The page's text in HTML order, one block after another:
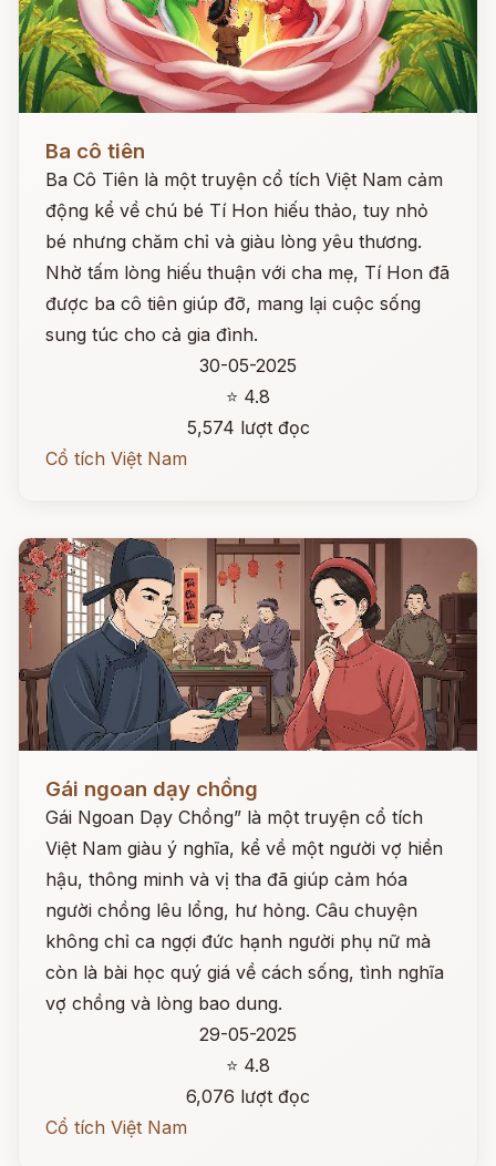
Ba cô tiên
Ba Cô Tiên là một truyện cổ tích Việt Nam cảm
động kể về chú bé Tí Hon hiếu thảo, tuy nhỏ
bé nhưng chăm chỉ và giàu lòng yêu thương.
Nhờ tấm lòng hiếu thuận với cha mẹ, Tí Hon đã
được ba cô tiên giúp đỡ, mang lại cuộc sống
sung túc cho cả gia đình.
30-05-2025
⭐ 4.8
5,574 lượt đọc
Cổ tích Việt Nam
Gái ngoan dạy chồng
Gái Ngoan Dạy Chồng” là một truyện cổ tích
Việt Nam giàu ý nghĩa, kể về một người vợ hiền
hậu, thông minh và vị tha đã giúp cảm hóa
người chồng lêu lổng, hư hỏng. Câu chuyện
không chỉ ca ngợi đức hạnh người phụ nữ mà
còn là bài học quý giá về cách sống, tình nghĩa
vợ chồng và lòng bao dung.
29-05-2025
⭐ 4.8
6,076 lượt đọc
Cổ tích Việt Nam